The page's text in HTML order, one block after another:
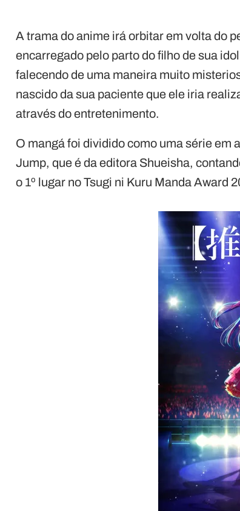
A trama do anime irá orbitar em volta do
encarregado pelo parto do filho de sua
falecendo de uma maneira muito
nascido da sua paciente que ele iria
através do entretenimento.
O mangá foi dividido como uma série em
Jump, que é da editora Shueisha,
o 1º lugar no Tsugi ni Kuru Manda Award